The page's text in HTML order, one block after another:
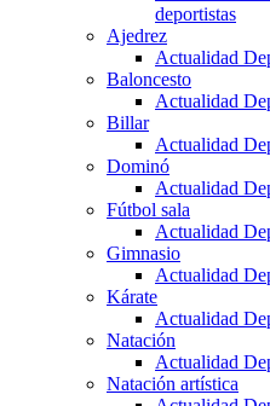
deportistas
Ajedrez
Actualidad
Baloncesto
Actualidad
Billar
Actualidad
Dominó
Actualidad
Fútbol sala
Actualidad
Gimnasio
Actualidad
Kárate
Actualidad
Natación
Actualidad
Natación artística